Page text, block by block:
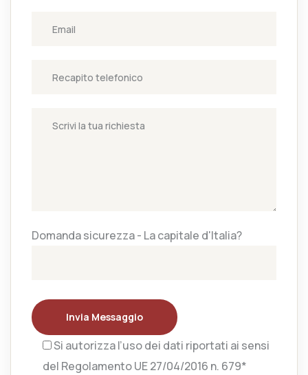
Domanda sicurezza - La capitale d'Italia?
Invia Messaggio
Si autorizza l’uso dei dati riportati ai sensi
del Regolamento UE 27/04/2016 n. 679*